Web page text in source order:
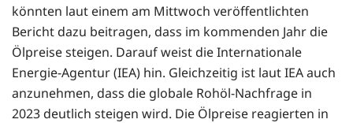
könnten laut einem am Mittwoch veröffentlichten
Bericht dazu beitragen, dass im kommenden Jahr die
Ölpreise steigen. Darauf weist die Internationale
Energie-Agentur (IEA) hin. Gleichzeitig ist laut IEA auch
anzunehmen, dass die globale Rohöl-Nachfrage in
2023 deutlich steigen wird. Die Ölpreise reagierten in